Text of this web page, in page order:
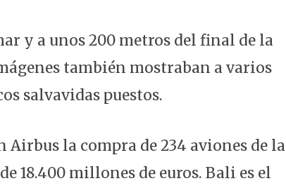
y a unos 200 metros del final de la
también mostraban a varios
salvavidas puestos.
la compra de 234 aviones de la
18.400 millones de euros. Bali es el